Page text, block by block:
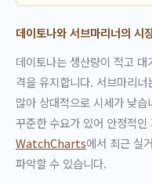
데이토나와 서브마리너의 시
데이토나는 생산량이 적고
격을 유지합니다. 서브마리
많아 상대적으로 시세가 낮
꾸준한 수요가 있어 안정적
WatchCharts에서 최근 실
파악할 수 있습니다.